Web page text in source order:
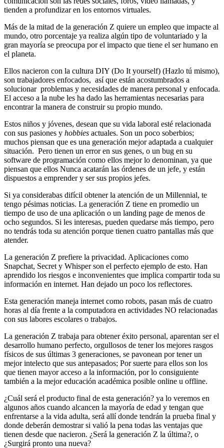
tienden a profundizar en los entornos virtuales.
Más de la mitad de la generación Z quiere un empleo que impacte al
mundo, otro porcentaje ya realiza algún tipo de voluntariado y la
gran mayoría se preocupa por el impacto que tiene el ser humano en
el planeta.
Ellos nacieron con la cultura DIY (Do It yourself) (Hazlo tú mismo),
son trabajadores enfocados, así que están acostumbrados a
solucionar problemas y necesidades de manera personal y enfocada.
El acceso a la nube les ha dado las herramientas necesarias para
encontrar la manera de construir su propio mundo.
Estos niños y jóvenes, desean que su vida laboral esté relacionada
con sus pasiones y hobbies actuales. Son un poco soberbios;
muchos piensan que es una generación mejor adaptada a cualquier
situación. Pero tienen un error en sus genes, o un bug en su
software de programación como ellos mejor lo denominan, ya que
piensan que ellos Nunca acatarán las órdenes de un jefe, y están
dispuestos a emprender y ser sus propios jefes.
Si ya considerabas difícil obtener la atención de un Millennial, te
tengo pésimas noticias. La generación Z tiene en promedio un
tiempo de uso de una aplicación o un landing page de menos de
ocho segundos. Si les interesas, pueden quedarse más tiempo, pero
no tendrás toda su atención porque tienen cuatro pantallas más que
atender.
La generación Z prefiere la privacidad. Aplicaciones como
Snapchat, Secret y Whisper son el perfecto ejemplo de esto. Han
aprendido los riesgos e inconvenientes que implica compartir toda su
información en internet. Han dejado un poco los reflectores.
Esta generación maneja internet como robots, pasan más de cuatro
horas al día frente a la computadora en actividades NO relacionadas
con sus labores escolares o trabajos.
La generación Z trabaja para obtener éxito personal, aparentan ser el
desarrollo humano perfecto, orgullosos de tener los mejores rasgos
físicos de sus últimas 3 generaciones, se pavonean por tener un
mejor intelecto que sus antepasados; Por suerte para ellos son los
que tienen mayor acceso a la información, por lo consiguiente
también a la mejor educación académica posible online u offline.
¿Cuál será el producto final de esta generación? ya lo veremos en
algunos años cuando alcancen la mayoría de edad y tengan que
enfrentarse a la vida adulta, será allí donde tendrán la prueba final y
donde deberán demostrar si valió la pena todas las ventajas que
tienen desde que nacieron. ¿Será la generación Z la última?, o
¿Surgirá pronto una nueva?